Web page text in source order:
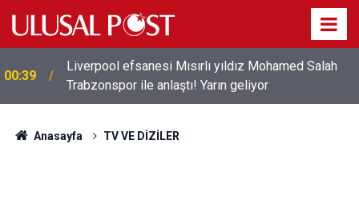
00:39
Liverpool efsanesi Mısırlı yıldız Mohamed Salah
Trabzonspor ile anlaştı! Yarın geliyor
Anasayfa TV VE DİZİLER